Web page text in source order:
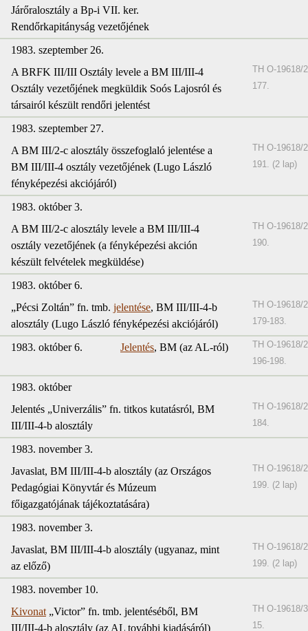
Járőralosztály a Bp-i VII. ker.
Rendőrkapitányság vezetőjének
1983. szeptember 26.
A BRFK III/III Osztály levele a BM III/III-4
Osztály vezetőjének megküldik Soós Lajosról és
társairól készült rendőri jelentést
TH O-19618/2
177.
1983. szeptember 27.
A BM III/2-c alosztály összefoglaló jelentése a
BM III/III-4 osztály vezetőjének (Lugo László
fényképezési akciójáról)
TH O-19618/2
191. (2 lap)
1983. október 3.
A BM III/2-c alosztály levele a BM III/III-4
osztály vezetőjének (a fényképezési akción
készült felvételek megküldése)
TH O-19618/2
190.
1983. október 6.
„Pécsi Zoltán” fn. tmb. jelentése, BM III/III-4-b
alosztály (Lugo László fényképezési akciójáról)
TH O-19618/2
179-183.
1983. október 6. Jelentés, BM (az AL-ról)
TH O-19618/2
196-198.
1983. október
Jelentés „Univerzális” fn. titkos kutatásról, BM
III/III-4-b alosztály
TH O-19618/2
184.
1983. november 3.
Javaslat, BM III/III-4-b alosztály (az Országos
Pedagógiai Könyvtár és Múzeum
főigazgatójának tájékoztatására)
TH O-19618/2
199. (2 lap)
1983. november 3.
Javaslat, BM III/III-4-b alosztály (ugyanaz, mint
az előző)
TH O-19618/2
199. (2 lap)
1983. november 10.
Kivonat „Victor” fn. tmb. jelentéséből, BM
III/III-4-b alosztály (az AL további kiadásáról)
TH O-19618/3
15.